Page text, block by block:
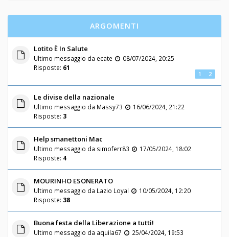
ARGOMENTI
Lotito È In Salute
Ultimo messaggio da ecate
08/07/2024, 20:25
Risposte: 61
1 2
Le divise della nazionale
Ultimo messaggio da Massy73
16/06/2024, 21:22
Risposte: 3
Help smanettoni Mac
Ultimo messaggio da simoferr83
17/05/2024, 18:02
Risposte: 4
MOURINHO ESONERATO
Ultimo messaggio da Lazio Loyal
10/05/2024, 12:20
Risposte: 38
Buona festa della Liberazione a tutti!
Ultimo messaggio da aquila67
25/04/2024, 19:53